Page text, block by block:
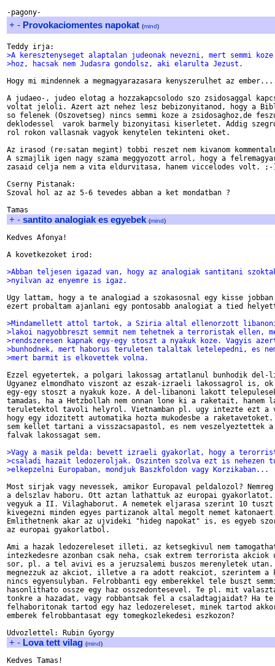
+ - Provokaciomentes napokat (mind)
>A keresztenyseget alaptalan judeonak nevezni, mert semmi
>hoz, hacsak nem Judasra gondolsz, aki elarulta Jezust.
Hogy mi mindennek a megmagyarazasara kenyszerulhet az
A judaeo-, judeo elotag a hozzakapcsolodo szo zsidosaggal
voltat jeloli. Azert azt nehez lesz bebizonyitanod, hogy a
so felenek (Oszovetseg) nincs semmi koze a zsidosaghoz,de
deklodessel  varok barmely bizonyitasi kiserletet. Addig
rol rokon vallasnak vagyok kenytelen tekinteni oket.
Az irasod (re:satan megint) tobbi reszet nem kivanom
A szmajlik igen nagy szama meggyozott arrol, hogy a
zasaid celja nem a vita eldurvitasa, hanem viccelodes volt.
Cserny Pistanak:
Szoval hol az az 5-6 tevedes abban a ket mondatban ?
+ - santito analogiak es egyebek (mind)
Kedves Afonya!
A kovetkezoket irod:
>Abban teljesen igazad van, hogy az analogiak santitani
>nyilvan az enyemre is igaz.
Ugy lattam, hogy a te analogiad a szokasosnal egy kisse
ezert probaltam ajanlani egy pontosabb analogiat a tied
>Mindamellett attol tartok, a Sziria altal ellenorzott
>lakoi nagyobbreszt semmit nem tehetnek a terroristak ellen,
>rendszeresen kapnak egy-egy stoszt a nyakuk koze. Vagyis
>bunhodnek, mert haborus teruleten talaltak letelepedni, es
>mert barmit is elkovettek volna.
Ezzel egyetertek, a polgari lakossag artatlanul bunhodik del-
Ugyanez elmondhato viszont az eszak-izraeli lakossagrol is,
egy-egy stoszt a nyakuk koze. A del-libanoni lakott
tamadas, ha a Hetzbollah nem onnan lone ki a raketait, hanem
teruletektol tavoli helyrol. Vietnamban pl. ugy intezte ezt a
hogy egy idozitett automatika hozta mukodesbe a
sem kellet tartani a visszacsapastol, es nem veszelyeztettek
falvak lakossagat sem.
>Vagy a masik pelda: bevett izraeli gyakorlat, hogy a
>csaladi hazait ledozeroljak. Oszinten szolva ezt is nehezen
>elkepzelni Europaban, mondjuk Baszkfoldon vagy Korzikaban...
Most sirjak vagy nevessek, amikor Europaval peldalozol?
a delszlav haboru. Ott aztan lathattuk az europai gyakorlatot.
vegyuk a II. Vilaghaborut. A nemetek eljarasa szerint 10
kivegezni minden egyes partizanok altal megolt nemet
Emlithetnenk akar az ujvideki "hideg napokat" is, es egyeb
az europai gyakorlatbol.
Ami a hazak ledozereleset illeti, az ketsegkivul nem
intezkedesre azonban csak neha, csak extrem terrorista akciok
sor, pl. a tel avivi es a jeruzsalemi buszos merenyletek utan.
megnezzuk az akciot, illetve a ra adott reakciot, szerintem a
nincs egyensulyban. Felrobbanti egy emberekkel tele buszt
hasonlithato ossze egy haz osszedontesevel. Te pl. mit
tonkre a hazadat, vagy robbantsak fel a csaladtagjaidat? Ha te
felhaboritonak tartod egy haz ledozereleset, minek tartod
emberek felrobbantasat egy tomegkozlekedesi eszkozon?
+ - Lova tett vilag (mind)
Kedves Tamas!